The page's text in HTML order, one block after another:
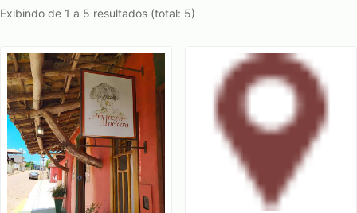
Exibindo de 1 a 5 resultados (total: 5)